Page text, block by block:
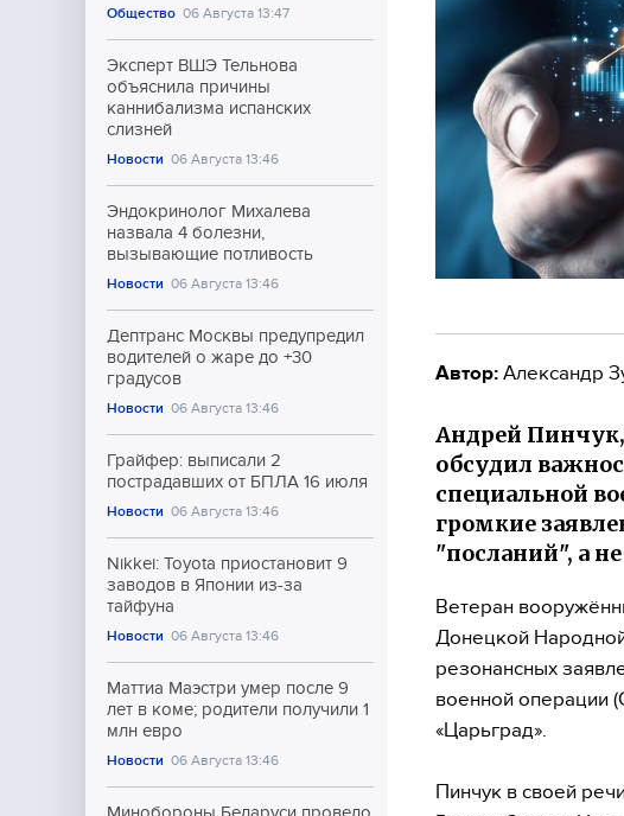
Общество 06 Августа 13:47
Эксперт ВШЭ Тельнова
объяснила причины
каннибализма испанских
слизней
Новости 06 Августа 13:46
Эндокринолог Михалева
назвала 4 болезни,
вызывающие потливость
Новости 06 Августа 13:46
Дептранс Москвы предупредил
водителей о жаре до +30
градусов
Новости 06 Августа 13:46
Грайфер: выписали 2
пострадавших от БПЛА 16 июля
Новости 06 Августа 13:46
Nikkei: Toyota приостановит 9
заводов в Японии из-за
тайфуна
Новости 06 Августа 13:46
Маттиа Маэстри умер после 9
лет в коме; родители получили 1
млн евро
Новости 06 Августа 13:46
Автор: Александр
Андрей
обсудил
специальной
громкие
"посланий", а
Ветеран
Донецкой
резонансных
военной операции
«Царьград».
Пинчук в своей